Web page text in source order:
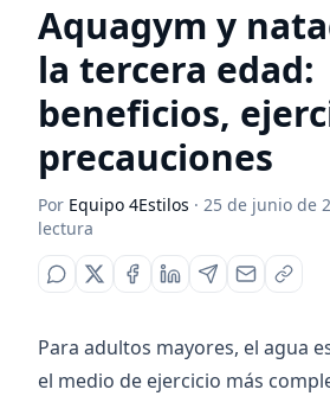
Aquagym y
la tercera edad:
beneficios,
precauciones
Por Equipo 4Estilos · 25 de junio de
lectura
Para adultos mayores, el agua
el medio de ejercicio más